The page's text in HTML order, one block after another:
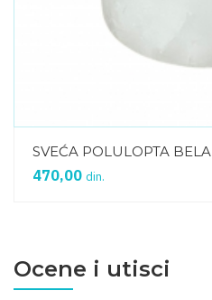
SVEĆA POLULOPTA BELA
470,00 din.
Ocene i utisci